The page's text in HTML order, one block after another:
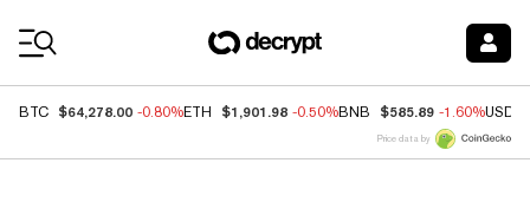
BTC $64,278.00 -0.80%ETH $1,901.98 -0.50%BNB $585.89 -1.60%USDC
Price data by